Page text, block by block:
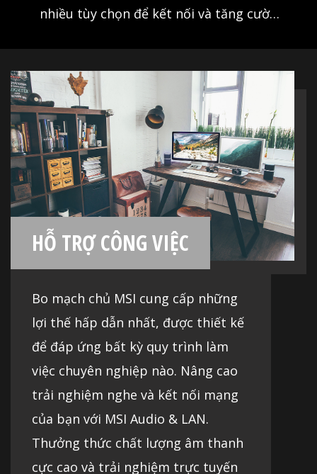
Đọc và ghi các tập tin của bạn qua USB
các thiết bị USB của bạn, mang lại tốc độ
truyền nhanh như chớp lên tới 10Gb /
giây
HỖ TRỢ CÔNG VIỆC
Bo mạch chủ MSI cung cấp những
lợi thế hấp dẫn nhất, được thiết kế
để đáp ứng bất kỳ quy trình làm
việc chuyên nghiệp nào. Nâng cao
trải nghiệm nghe và kết nối mạng
của bạn với MSI Audio & LAN.